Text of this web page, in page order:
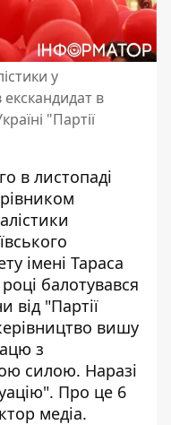
у
в
"Партії
в листопаді
імені Тараса
балотувався
від "Партії
вишу
з
силою. Наразі
Про це 6
медіа.